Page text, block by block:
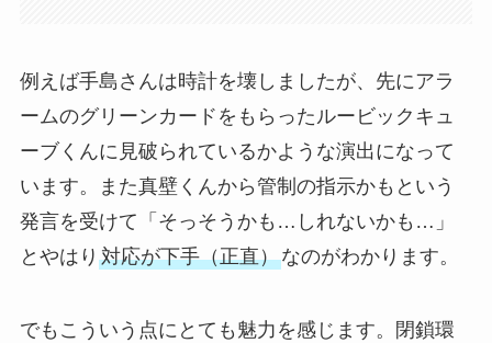
例えば手島さんは時計を壊しましたが、先にアラ
ームのグリーンカードをもらったルービックキュ
ーブくんに見破られているかような演出になって
います。また真壁くんから管制の指示かもという
発言を受けて「そっそうかも…しれないかも…」
とやはり 対応が下手（正直）なのがわかります。
でもこういう点にとても魅力を感じます。閉鎖環